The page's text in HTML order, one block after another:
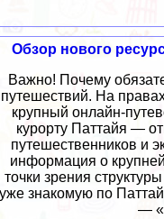
Обзор нового
Важно! Почему
путешествий. На
крупный онлайн-
курорту Паттайя —
путешественников и
информация о
точки зрения
уже знакомую по
— «